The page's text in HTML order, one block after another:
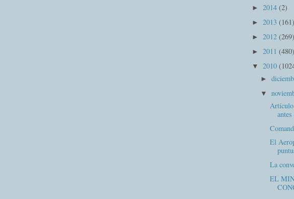
► 2014 (2)
► 2013 (161)
► 2012 (269)
► 2011 (480)
▼ 2010
►
▼
El
La
EL